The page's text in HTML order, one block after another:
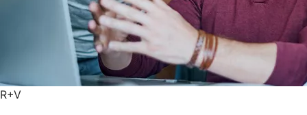
R+V